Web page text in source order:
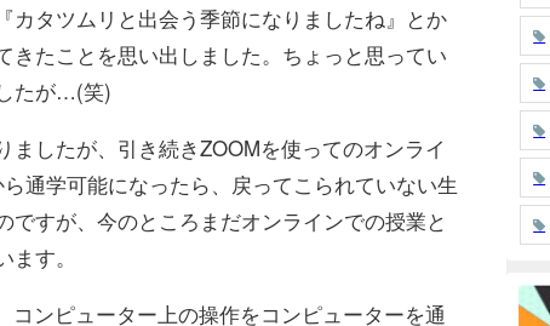
カタツムリと出会う季節になりましたね』とか
きたことを思い出しました。ちょっと思ってい
たが…(笑)
したが、引き続きZOOMを使ってのオンライ
通学可能になったら、戻ってこられていない生
すが、今のところまだオンラインでの授業と
す。
コンピューター上の操作をコンピューターを通